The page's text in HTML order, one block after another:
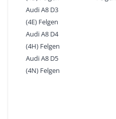
Audi A8 D3
(4E) Felgen
Audi A8 D4
(4H) Felgen
Audi A8 D5
(4N) Felgen